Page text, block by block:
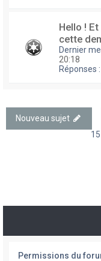
Hello !
cette
Dernier
20:18
Réponses :
Nouveau sujet
Permissions du